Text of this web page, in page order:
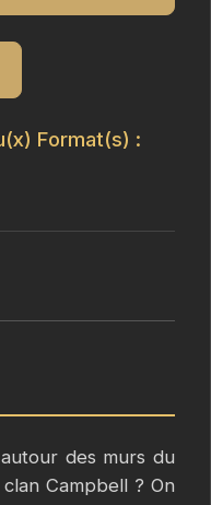
Format(s) :
des murs du
Campbell ? On